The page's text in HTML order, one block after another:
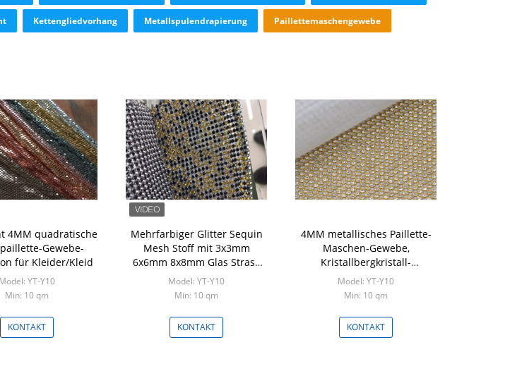
Kettengliedvorhang Metallspulendrapierung Paillettemaschengewebe
4MM quadratische
Gewebe-
für Kleider/Kleid
Model: YT-Y10
Min: 10 qm
KONTAKT
Mehrfarbiger Glitter Sequin
Mesh Stoff mit 3x3mm
6x6mm 8x8mm Glas Strass
für Kleidung und Bekleidung
Model: YT-Y10
Min: 10 qm
KONTAKT
4MM metallisches Paillette-
Maschen-Gewebe,
Kristallbergkristall-
Dekorations-Metallflocken-
Gewebe
Model: YT-Y10
Min: 10 qm
KONTAKT